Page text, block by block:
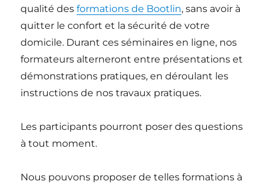
qualité desformations de Bootlin, sans avoir à
quitter le confort et la sécurité de votre
domicile. Durant ces séminaires en ligne, nos
formateurs alterneront entre présentations et
démonstrations pratiques, en déroulant les
instructions de nos travaux pratiques.
Les participants pourront poser des questions
à tout moment.
Nous pouvons proposer de telles formations à